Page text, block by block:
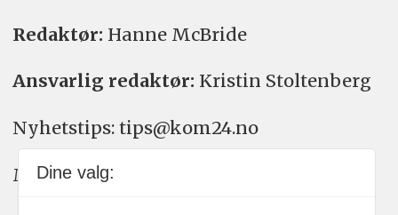
Redaktør: Hanne McBride
Ansvarlig redaktør: Kristin Stoltenberg
Nyhetstips: tips@kom24.no
Meninger: meninger@kom24.no
Dine valg: